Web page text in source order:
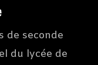
de seconde
du lycée de